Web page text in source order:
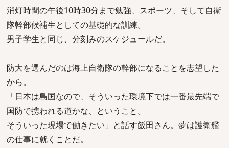
消灯時間の午後10時30分まで勉強、スポーツ、そして自衛
隊幹部候補生としての基礎的な訓練。
男子学生と同じ、分刻みのスケジュールだ。
防大を選んだのは海上自衛隊の幹部になることを志望した
から。
「日本は島国なので、そういった環境下では一番最先端で
国防で携われる道かな、ということ。
そういった現場で働きたい」と話す飯田さん。夢は護衛艦
の仕事に就くことだ。